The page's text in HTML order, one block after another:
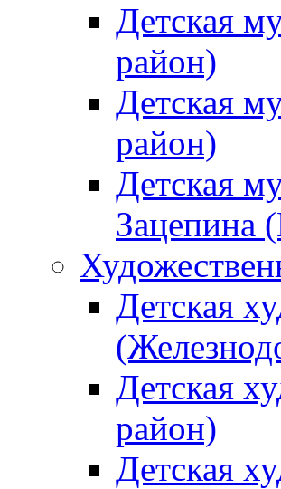
Детская
район)
Детская
район)
Детская
Зацепина
Детская
Детская
район)
Детская